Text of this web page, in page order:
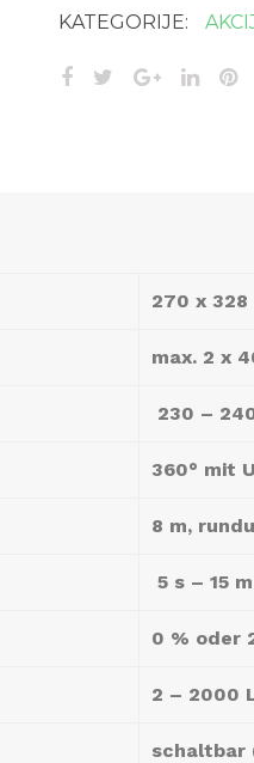
KATEGORIJE:
270 x 328
max. 2 x
230 –
360° mit
8 m,
5 s – 15
0 % oder
2 – 2000
schaltbar